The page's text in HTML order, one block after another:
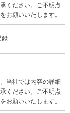
ください。ご不明点
お願いいたします。
録
当社では内容の詳細
ください。ご不明点
お願いいたします。